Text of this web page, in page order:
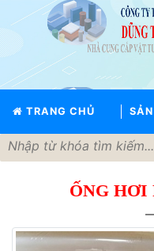
TRANG CHỦ
TRANG
CHỦ
GIỚI
SẢN
PHẨM
TIN
ỐNG